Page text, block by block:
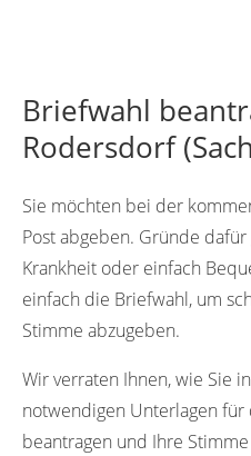
Briefwahl
Rodersdorf
Sie möchten bei der
Post abgeben. Gründe
Krankheit oder einfach
einfach die Briefwahl, um
Stimme abzugeben.
Wir verraten Ihnen, wie Sie
notwendigen Unterlagen für
beantragen und Ihre